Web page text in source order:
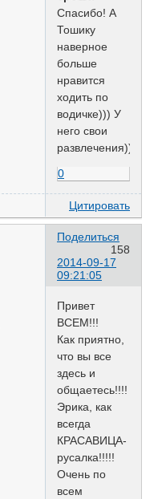
Спасибо! А
Тошику
наверное
больше
нравится
ходить по
водичке))) У
него свои
развлечения))))
0
Цитировать
Поделиться
158
2014-09-17
09:21:05
Привет
ВСЕМ!!!
Как приятно,
что вы все
здесь и
общаетесь!!!!
Эрика, как
всегда
КРАСАВИЦА-
русалка!!!!!
Очень по
всем